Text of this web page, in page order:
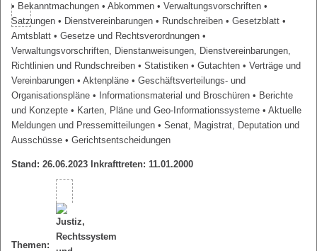
• Bekanntmachungen • Abkommen • Verwaltungsvorschriften •
Satzungen • Dienstvereinbarungen • Rundschreiben • Gesetzblatt •
Amtsblatt • Gesetze und Rechtsverordnungen •
Verwaltungsvorschriften, Dienstanweisungen, Dienstvereinbarungen,
Richtlinien und Rundschreiben • Statistiken • Gutachten • Verträge und
Vereinbarungen • Aktenpläne • Geschäftsverteilungs- und
Organisationspläne • Informationsmaterial und Broschüren • Berichte
und Konzepte • Karten, Pläne und Geo-Informationssysteme • Aktuelle
Meldungen und Pressemitteilungen • Senat, Magistrat, Deputation und
Ausschüsse • Gerichtsentscheidungen
Stand: 26.06.2023 Inkrafttreten: 11.01.2000
Themen: